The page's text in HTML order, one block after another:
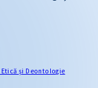
și Deontologie